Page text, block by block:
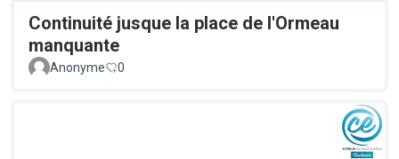
Continuité jusque la place de l'Ormeau
manquante
Anonyme 0